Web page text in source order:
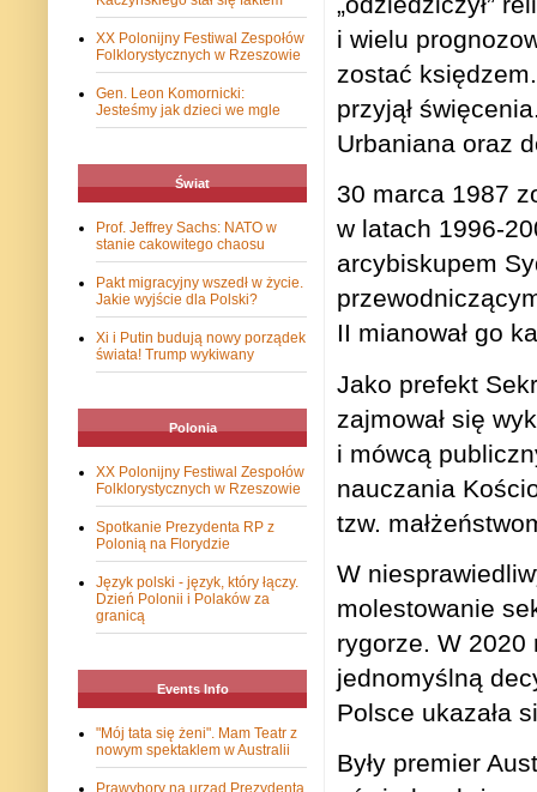
i wielu
zostać
przyjął
Urbaniana oraz
30 marca 1987
w latach 1996-
arcybiskupem
II mianował go
Jako prefekt
zajmował się
i mówcą
nauczania
tzw.
W
molestowanie
rygorze. W 2020
jednomyślną
Polsce ukazała
Były premier
XX Polonijny Festiwal Zespołów
Folklorystycznych w Rzeszowie
Gen. Leon Komornicki:
Jesteśmy jak dzieci we mgle
Świat
Prof. Jeffrey Sachs: NATO w
stanie cakowitego chaosu
Pakt migracyjny wszedł w życie.
Jakie wyjście dla Polski?
Xi i Putin budują nowy porządek
świata! Trump wykiwany
Polonia
XX Polonijny Festiwal Zespołów
Folklorystycznych w Rzeszowie
Spotkanie Prezydenta RP z
Polonią na Florydzie
Język polski - język, który łączy.
Dzień Polonii i Polaków za
granicą
Events Info
"Mój tata się żeni". Mam Teatr z
nowym spektaklem w Australii
Prawybory na urząd Prezydenta